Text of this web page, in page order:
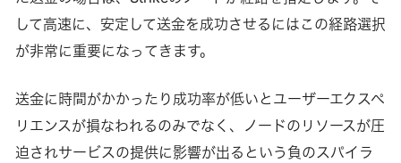
して高速に、安定して送金を成功させるにはこの経路選択
が非常に重要になってきます。
送金に時間がかかったり成功率が低いとユーザーエクスペ
リエンスが損なわれるのみでなく、ノードのリソースが圧
迫されサービスの提供に影響が出るという負のスパイラ